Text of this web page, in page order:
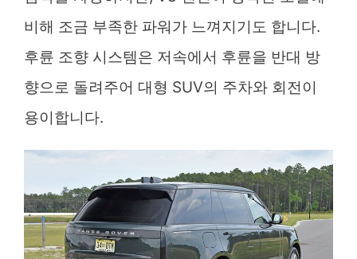
비해 조금 부족한 파워가 느껴지기도 합니다.
후륜 조향 시스템은 저속에서 후륜을 반대 방
향으로 돌려주어 대형 SUV의 주차와 회전이
용이합니다.